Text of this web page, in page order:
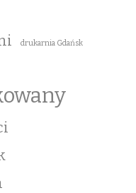
drukarnia Gdańsk